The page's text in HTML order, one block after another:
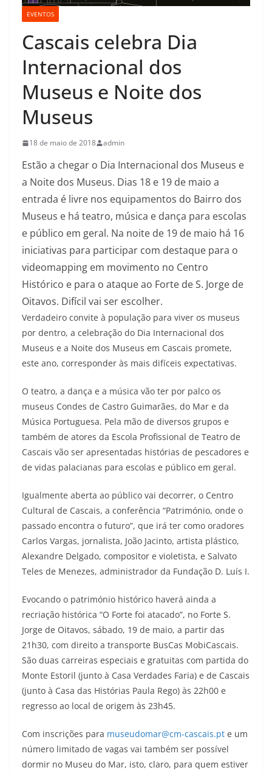
EVENTOS
Cascais celebra Dia
Internacional dos
Museus e Noite dos
Museus
18 de maio de 2018 admin
Estão a chegar o Dia Internacional dos Museus e
a Noite dos Museus. Dias 18 e 19 de maio a
entrada é livre nos equipamentos do Bairro dos
Museus e há teatro, música e dança para escolas
e público em geral. Na noite de 19 de maio há 16
iniciativas para participar com destaque para o
videomapping em movimento no Centro
Histórico e para o ataque ao Forte de S. Jorge de
Oitavos. Difícil vai ser escolher.
Verdadeiro convite à população para viver os museus
por dentro, a celebração do Dia Internacional dos
Museus e a Noite dos Museus em Cascais promete,
este ano, corresponder às mais difíceis expectativas.
O teatro, a dança e a música vão ter por palco os
museus Condes de Castro Guimarães, do Mar e da
Música Portuguesa. Pela mão de diversos grupos e
também de atores da Escola Profissional de Teatro de
Cascais vão ser apresentadas histórias de pescadores e
de vidas palacianas para escolas e público em geral.
Igualmente aberta ao público vai decorrer, o Centro
Cultural de Cascais, a conferência “Património, onde o
passado encontra o futuro”, que irá ter como oradores
Carlos Vargas, jornalista, João Jacinto, artista plástico,
Alexandre Delgado, compositor e violetista, e Salvato
Teles de Menezes, administrador da Fundação D. Luís I.
Evocando o património histórico haverá ainda a
recriação histórica “O Forte foi atacado”, no Forte S.
Jorge de Oitavos, sábado, 19 de maio, a partir das
21h30, com direito a transporte BusCas MobiCascais.
São duas carreiras especiais e gratuitas com partida do
Monte Estoril (junto à Casa Verdades Faria) e de Cascais
(junto à Casa das Histórias Paula Rego) às 22h00 e
regresso ao local de origem às 23h45.
Com inscrições para museudomar@cm-cascais.pt e um
número limitado de vagas vai também ser possível
dormir no Museu do Mar, isto, claro, para quem estiver